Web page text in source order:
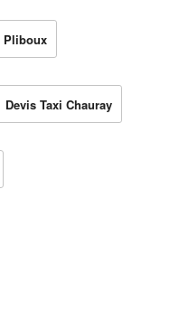
Pliboux
Devis Taxi Chauray